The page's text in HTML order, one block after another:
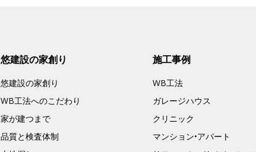
悠建設の家創り
悠建設の家創り
WB工法へのこだわり
家が建つまで
品質と検査体制
施工事例
WB工法
ガレージハウス
クリニック
マンション•アパート